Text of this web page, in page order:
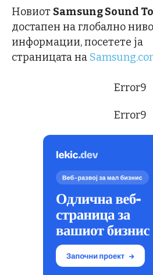
Новиот Samsung Sound
достапен на глобално
информации, посетете ја
страницата на
Error9
Error9